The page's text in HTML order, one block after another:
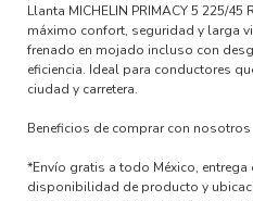
Llanta MICHELIN PRIMACY 5 225/
máximo confort, seguridad y larga
frenado en mojado incluso con
eficiencia. Ideal para conductores
ciudad y carretera.
Beneficios de comprar con nosotros
*Envío gratis a todo México,
disponibilidad de producto y